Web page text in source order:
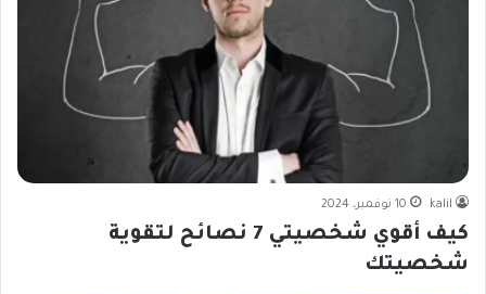
kalil 10 نوفمبر، 2024
كيف أقوي شخصيتي 7 نصائح لتقوية
شخصيتك